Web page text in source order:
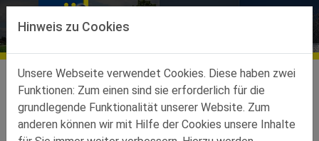
Direkt zur Hauptnavigation springen
Direkt zum Inhalt springen
Bildergalerien
Ortsgruppen
Ortsgruppen-Teilbez-St-Peter-Au Wolfsbach Galerie
Galerie 1 Fotos
Hinweis zu Cookies
Unsere Webseite verwendet Cookies. Diese haben zwei
Funktionen: Zum einen sind sie erforderlich für die
grundlegende Funktionalität unserer Website. Zum
anderen können wir mit Hilfe der Cookies unsere Inhalte